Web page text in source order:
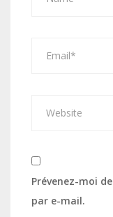
Prévenez-moi
par e-mail.